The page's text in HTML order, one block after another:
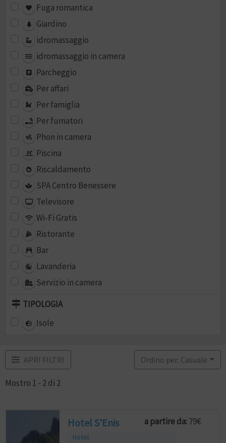
Fuga romantica
Giardino
idromassaggio
idromassaggio in camera
Parcheggio
Per affari
Per famiglia
Per fumatori
Phon in camera
Piscina
Riscaldamento
SPA Centro Benessere
Televisore
Wi-Fi Gratis
Ristorante
Bar
Lavanderia
Servizio in camera
TIPOLOGIA
Isole
APRI FILTRI
Mostro 1 - 2 di 2
Ordino per: Casuale
Hotel S'Enis
Hotel
a partire da:79€